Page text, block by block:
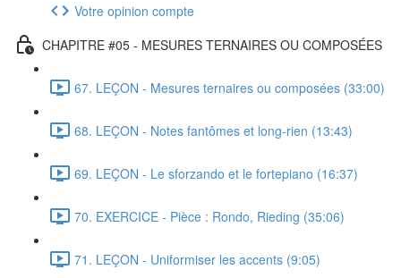
Votre opinion compte
CHAPITRE #05 - MESURES TERNAIRES OU COMPOSÉES
67. LEÇON - Mesures ternaires ou composées (33:00)
68. LEÇON - Notes fantômes et long-rien (13:43)
69. LEÇON - Le sforzando et le fortepiano (16:37)
70. EXERCICE - Pièce : Rondo, Rieding (35:06)
71. LEÇON - Uniformiser les accents (9:05)